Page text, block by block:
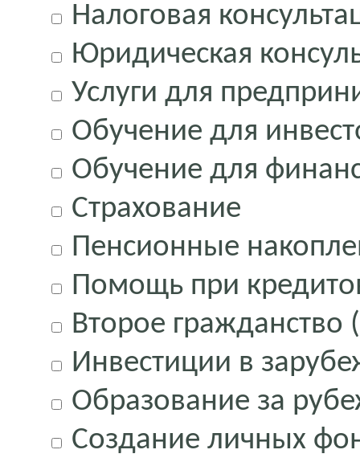
Налоговая
Юридическая
Услуги для
Обучение для
Обучение для
Страхование
Пенсионные
Помощь при
Второе
Инвестиции в
Образование за
Создание личных